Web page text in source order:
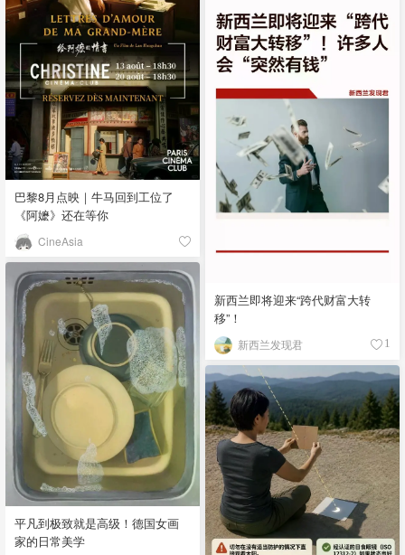
巴黎8月点映｜牛马回到工位了
《阿嬷》还在等你
CineAsia
新西兰即将迎来“跨代财富大转
移”！
新西兰发现君 1
平凡到极致就是高级！德国女画
家的日常美学